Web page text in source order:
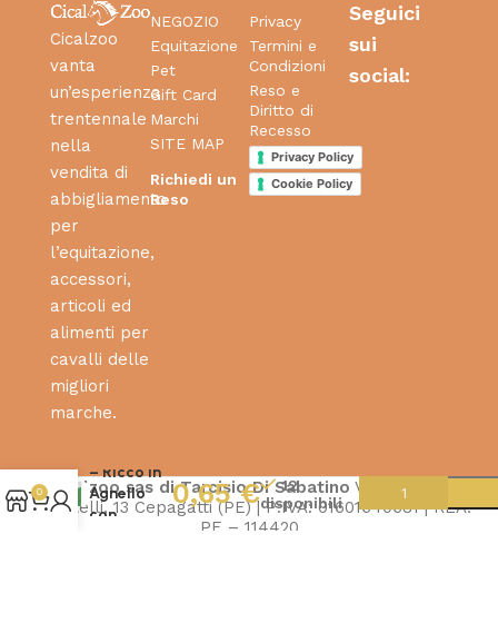
Cicalzoo
vanta
un’esperienza
trentennale
nella
vendita di
abbigliamento
per
l’equitazione,
accessori,
articoli ed
alimenti per
cavalli delle
migliori
marche.
NEGOZIO
Equitazione
Pet
Gift Card
Marchi
SITE MAP
Richiedi un
Reso
Privacy
Termini e
Condizioni
Reso e
Diritto di
Recesso
Privacy Policy
Cookie Policy
Seguici
sui
social:
Cicalzoo sas di Tarcisio Di Sabatino Via Principe
Pignatelli, 13 Cepagatti (PE) | P:IVA: 01601640681 | REA:
PE – 114420
Monge
– Ricco in
Agnello
con
0,65€
12
disponibili
0